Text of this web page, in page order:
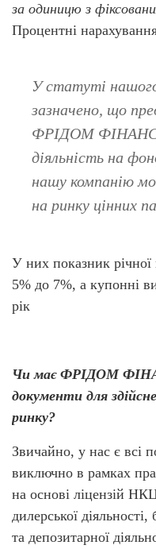
за одиницю з
Процентні
У статуті
зазначено, що
ФРІДОМ ФІНАНС
діяльність на
нашу компанію
на ринку цінних
У них показник річної
5% до 7%, а купонні
рік
Чи має ФРІДОМ
документи для
ринку?
Звичайно, у нас є всі
виключно в рамках
на основі ліцензій
дилерської діяльності,
та депозитарної